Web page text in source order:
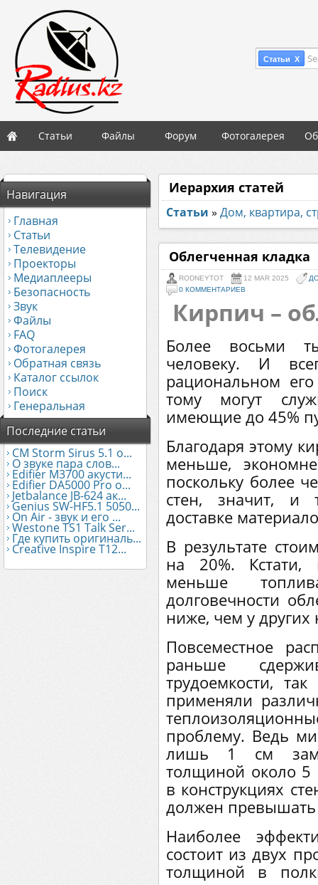
Статьи X
Статьи Файлы Форум Фотогалерея
Навигация
Главная
Статьи
Телевидение
Проекторы
Медиаплееры
Безопасность
Звук
Файлы
FAQ
Фотогалерея
Обратная связь
Каталог ссылок
Поиск
Генеральная
Последние статьи
CM Storm Sirus 5.1 о...
О звуке пара слов...
Edifier М3700 акусти...
Edifier DA5000 Pro о...
Jetbalance JB-624 ак...
Genius SW-HF5.1 5050...
On Air - звук и его ...
Westone TS1 Talk Ser...
Где купить оригиналь...
Creative Inspire T12...
Иерархия статей
Статьи » Дом, квартира,
Облегченная кладка
RODNEYTOT 12 MAR 2025
0 КОММЕНТАРИЕВ
Кирпич –
Более восьми
человеку. И
рациональном
тому могут
имеющие до 45%
Благодаря этому
меньше,
поскольку более
стен, значит, и
доставке
В результате
на 20%. Кстати,
меньше
долговечности
ниже, чем у других
Повсеместное
раньше
трудоемкости,
применяли
проблему. Ведь
лишь 1 см
толщиной около 5
в конструкциях
должен
Наиболее
состоит из двух
толщиной в